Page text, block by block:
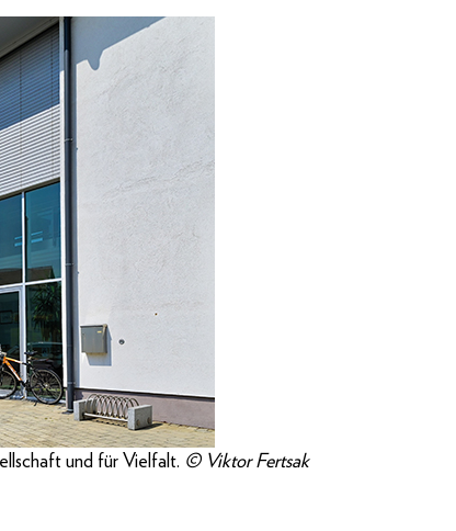
und für Vielfalt. © Viktor Fertsak